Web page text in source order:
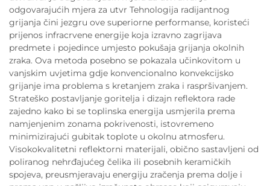
odgovarajućih mjera za utvr Tehnologija radijantnog
grijanja čini jezgru ove superiorne performanse, koristeći
prijenos infracrvene energije koja izravno zagrijava
predmete i pojedince umjesto pokušaja grijanja okolnih
zraka. Ova metoda posebno se pokazala učinkovitom u
vanjskim uvjetima gdje konvencionalno konvekcijsko
grijanje ima problema s kretanjem zraka i raspršivanjem.
Strateško postavljanje goritelja i dizajn reflektora rade
zajedno kako bi se toplinska energija usmjerila prema
namjenjenim zonama pokrivenosti, istovremeno
minimizirajući gubitak toplote u okolnu atmosferu.
Visokokvalitetni reflektorni materijali, obično sastavljeni od
poliranog nehrđajućeg čelika ili posebnih keramičkih
spojeva, preusmjeravaju energiju zračenja prema dolje i